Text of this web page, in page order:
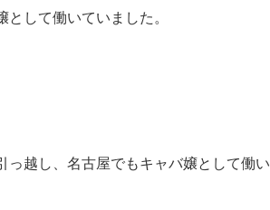
して働いていました。
っ越し、名古屋でもキャバ嬢として働い